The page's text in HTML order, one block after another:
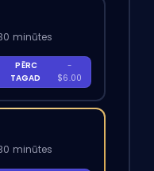
minūtes
PĒRC
TAGAD
-
$6.00
minūtes